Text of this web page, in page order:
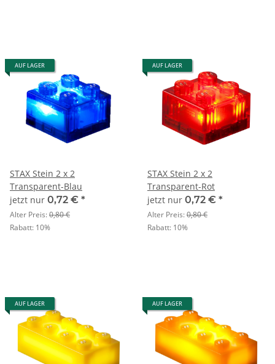
AUF LAGER
STAX Stein 2 x 2
Transparent-Blau
jetzt nur 0,72 € *
Alter Preis:0,80 €
Rabatt: 10%
AUF LAGER
STAX Stein 2 x 2
Transparent-Rot
jetzt nur 0,72 € *
Alter Preis:0,80 €
Rabatt: 10%
AUF LAGER AUF LAGER